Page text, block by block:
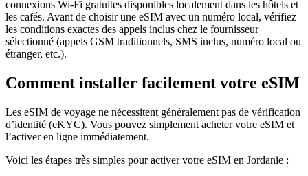
connexions Wi‑Fi gratuites disponibles localement dans les hôtels et
les cafés. Avant de choisir une eSIM avec un numéro local, vérifiez
les conditions exactes des appels inclus chez le fournisseur
sélectionné (appels GSM traditionnels, SMS inclus, numéro local ou
étranger, etc.).
Comment installer facilement votre eSIM
Les eSIM de voyage ne nécessitent généralement pas de vérification
d’identité (eKYC). Vous pouvez simplement acheter votre eSIM et
l’activer en ligne immédiatement.
Voici les étapes très simples pour activer votre eSIM en Jordanie :